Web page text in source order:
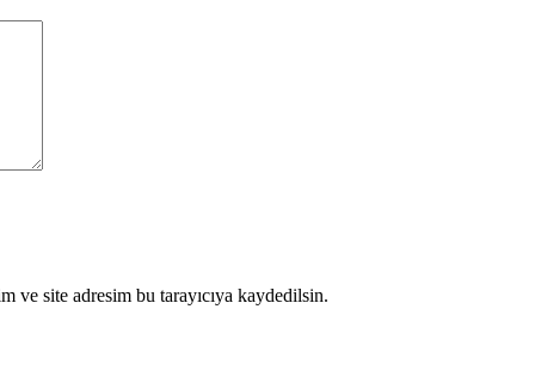
ve site adresim bu tarayıcıya kaydedilsin.